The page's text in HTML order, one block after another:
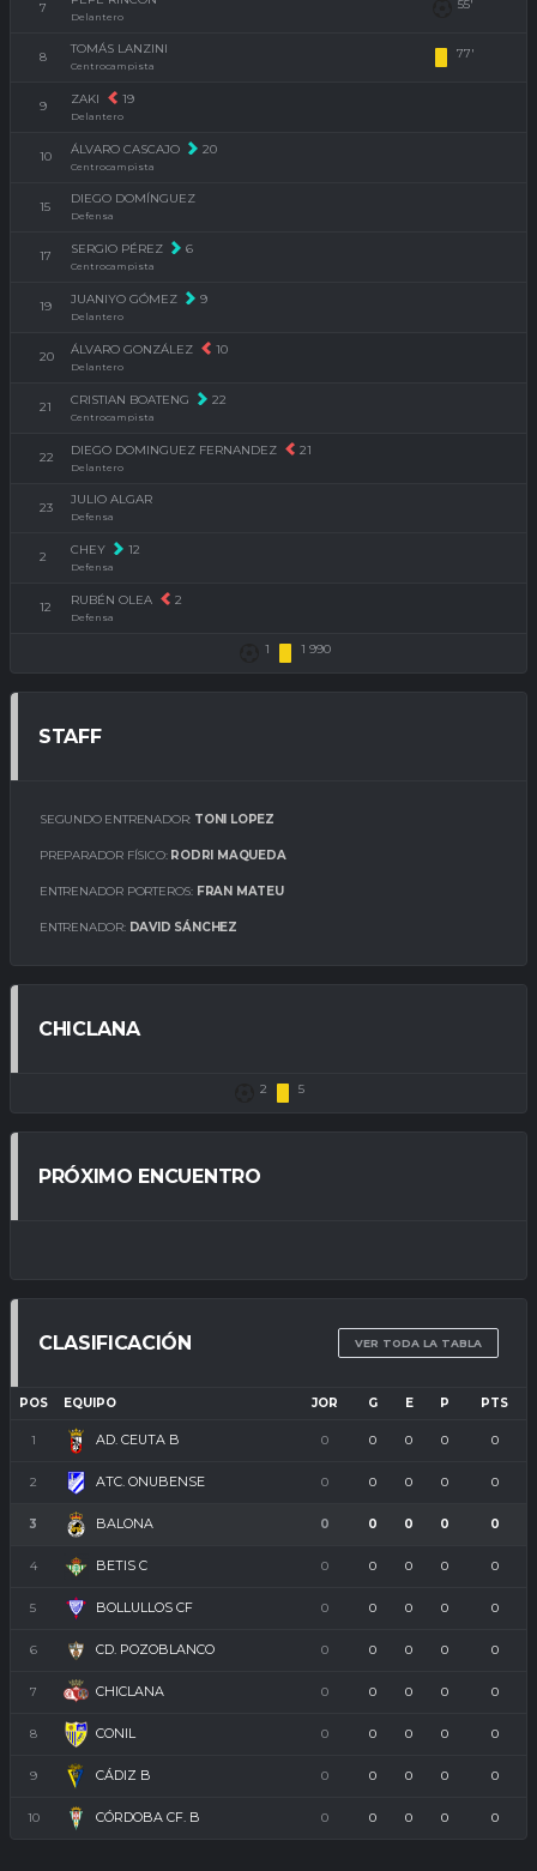
7
Delantero
55'
8
TOMÁS LANZINI
Centrocampista
77'
9 ZAKI 19
Delantero
10 ÁLVARO CASCAJO 20
Centrocampista
15
DIEGO DOMÍNGUEZ
Defensa
17 SERGIO PÉREZ 6
Centrocampista
19 JUANIYO GÓMEZ 9
Delantero
20 ÁLVARO GONZÁLEZ 10
Delantero
21 CRISTIAN BOATENG 22
Centrocampista
22 DIEGO DOMINGUEZ FERNANDEZ 21
Delantero
23
JULIO ALGAR
Defensa
2 CHEY 12
Defensa
12 RUBÉN OLEA 2
Defensa
1 1 990
STAFF
SEGUNDO ENTRENADOR: TONI LOPEZ
PREPARADOR FÍSICO: RODRI MAQUEDA
ENTRENADOR PORTEROS: FRAN MATEU
ENTRENADOR: DAVID SÁNCHEZ
CHICLANA
2 5
PRÓXIMO ENCUENTRO
CLASIFICACIÓN VER TODA LA TABLA
POS EQUIPO JOR G E P PTS
1 AD. CEUTA B 0 0 0 0 0
2 ATC. ONUBENSE 0 0 0 0 0
3 BALONA 0 0 0 0 0
4 BETIS C 0 0 0 0 0
5 BOLLULLOS CF 0 0 0 0 0
6 CD. POZOBLANCO 0 0 0 0 0
7 CHICLANA 0 0 0 0 0
8 CONIL 0 0 0 0 0
9 CÁDIZ B 0 0 0 0 0
10 CÓRDOBA CF. B 0 0 0 0 0